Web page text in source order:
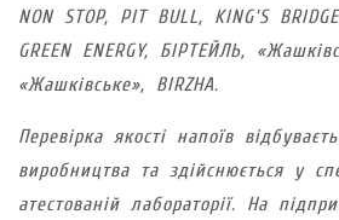
NON STOP, PIT BULL, KING’S
GREEN ENERGY, БІРТЕЙЛЬ,
«Жашківське», BIRZHA.
Перевірка якості напоїв
виробництва та здійснюється у
атестованій лабораторії. На